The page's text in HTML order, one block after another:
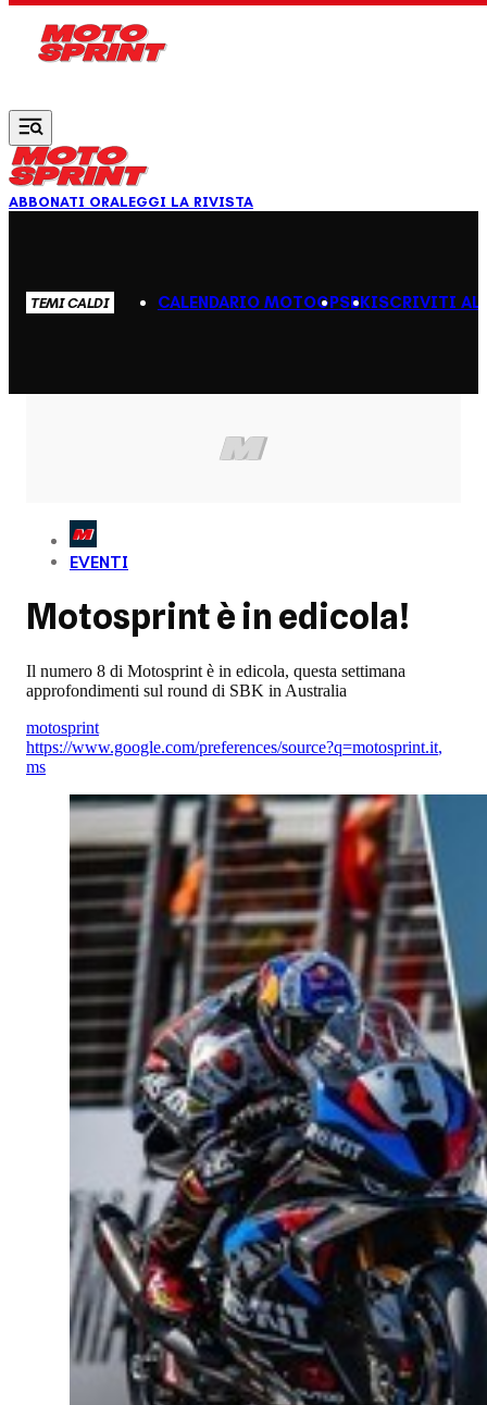
ABBONATI ORALEGGI LA RIVISTA
TEMI CALDI CALENDARIO MOTOGPSBKISCRIVITI AL
EVENTI
Motosprint è in edicola!
Il numero 8 di Motosprint è in edicola, questa settimana
approfondimenti sul round di SBK in Australia
motosprint
https://www.google.com/preferences/source?q=motosprint.it,
ms